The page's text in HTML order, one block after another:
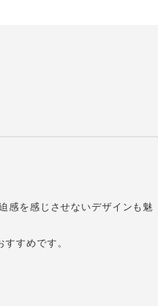
感を感じさせないデザインも魅
すめです。